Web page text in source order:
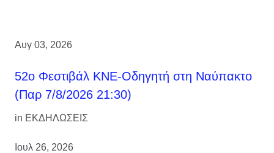
Αυγ 03, 2026
52ο Φεστιβάλ ΚΝΕ-Οδηγητή στη Ναύπακτο
(Παρ 7/8/2026 21:30)
in ΕΚΔΗΛΩΣΕΙΣ
Ιουλ 26, 2026